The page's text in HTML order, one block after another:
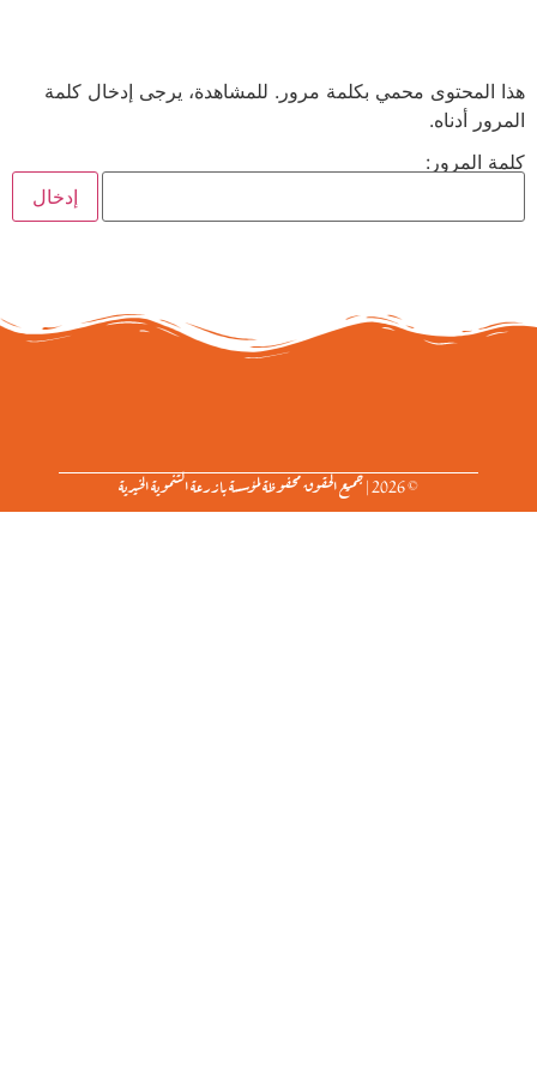
هذا المحتوى محمي بكلمة مرور. للمشاهدة، يرجى إدخال كلمة
المرور أدناه.
كلمة المرور:
© 2026 | جميع الحقوق محفوظة لمؤسسة بازرعة التنموية الخيرية